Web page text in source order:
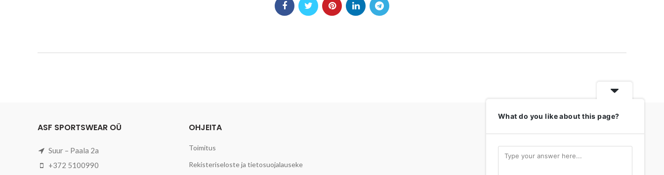
ASF SPORTSWEAR OÜ
Suur – Paala 2a
+372 5100990
OHJEITA
Toimitus
Rekisteriseloste ja tietosuojalauseke
What do you like about this page?